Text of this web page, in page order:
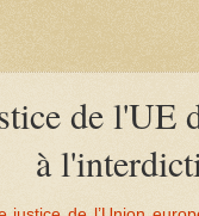
de l'UE
à